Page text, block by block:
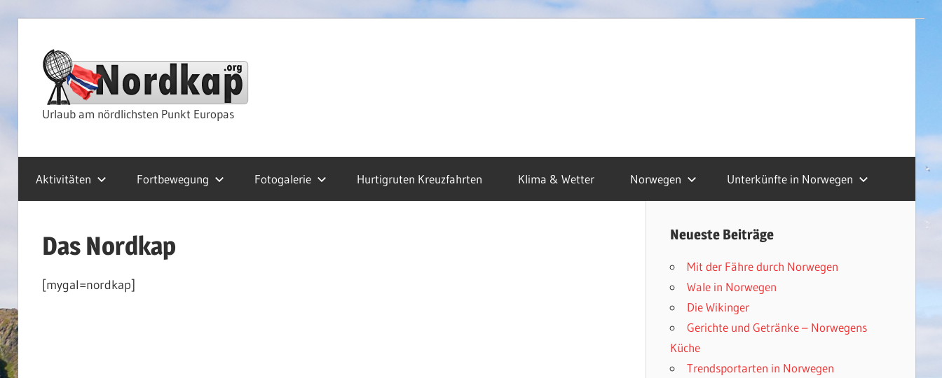
springen
&
Urlaub am nördlichsten Punkt Europas
Aktivitäten Fortbewegung Fotogalerie Hurtigruten Kreuzfahrten Klima & Wetter Norwegen Unterkünfte in Norwegen
Das Nordkap
[mygal=nordkap]
Neueste Beiträge
Mit der Fähre durch Norwegen
Wale in Norwegen
Die Wikinger
Gerichte und Getränke – Norwegens
Küche
Trendsportarten in Norwegen